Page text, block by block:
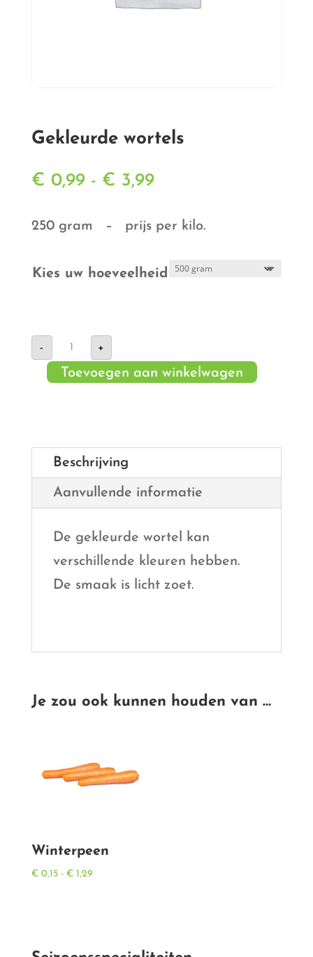
Gekleurde wortels
€ 0,99 - € 3,99Prijsklasse:
tot
250 gram – prijs per kilo.
Kies uw hoeveelheid
-
Gekleurde
wortels
aantal
+
Toevoegen aan winkelwagen
Beschrijving
Aanvullende informatie
De gekleurde wortel kan
verschillende kleuren hebben.
De smaak is licht zoet.
Je zou ook kunnen houden van …
Winterpeen
€0,15 - €1,29Prijsklasse: